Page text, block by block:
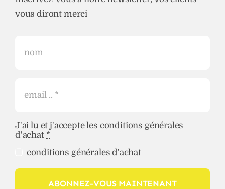
vous diront merci
J'ai lu et j'accepte les conditions générales
d'achat *
conditions générales d'achat
ABONNEZ-VOUS MAINTENANT